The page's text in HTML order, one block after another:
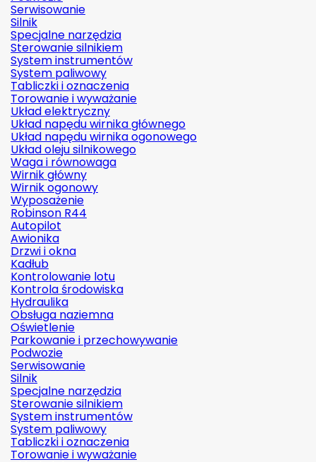
Serwisowanie
Silnik
Specjalne narzędzia
Sterowanie silnikiem
System instrumentów
System paliwowy
Tabliczki i oznaczenia
Torowanie i wyważanie
Układ elektryczny
Układ napędu wirnika głównego
Układ napędu wirnika ogonowego
Układ oleju silnikowego
Waga i równowaga
Wirnik główny
Wirnik ogonowy
Wyposażenie
Robinson R44
Autopilot
Awionika
Drzwi i okna
Kadłub
Kontrolowanie lotu
Kontrola środowiska
Hydraulika
Obsługa naziemna
Oświetlenie
Parkowanie i przechowywanie
Podwozie
Serwisowanie
Silnik
Specjalne narzędzia
Sterowanie silnikiem
System instrumentów
System paliwowy
Tabliczki i oznaczenia
Torowanie i wyważanie